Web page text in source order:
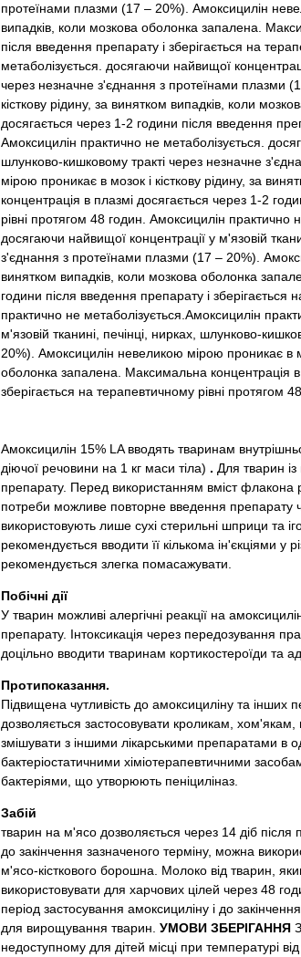
протеїнами плазми (17 – 20%). Амоксицилін
випадків, коли мозкова оболонка запалена.
після введення препарату і зберігається на
метаболізується. досягаючи найвищої
через незначне з'єднання з протеїнами плазми
кісткову рідину, за винятком випадків, коли
досягається через 1-2 години після введення
Амоксицилін практично не метаболізується.
шлунково-кишковому тракті через незначне
мірою проникає в мозок і кісткову рідину, за
концентрація в плазмі досягається через 1-2
рівні протягом 48 годин. Амоксицилін практично
досягаючи найвищої концентрації у м'язовій
з'єднання з протеїнами плазми (17 – 20%).
винятком випадків, коли мозкова оболонка
години після введення препарату і
практично не метаболізується.Амоксицилін
м'язовій тканині, печінці, нирках, шлунково-
20%). Амоксицилін невеликою мірою проникає в
оболонка запалена. Максимальна концентрація
зберігається на терапевтичному рівні протягом
Амоксицилін 15% LA вводять тваринам
діючої речовини на 1 кг маси тіла) . Для тварин
препарату. Перед використанням вміст флакона
потреби можливе повторне введення препарату
використовують лише сухі стерильні шприци та
рекомендується вводити її кількома ін'єкціями у
рекомендується злегка помасажувати.
Побічні дії
У тварин можливі алергічні реакції на
препарату. Інтоксикація через передозування
доцільно вводити тваринам кортикостероїди та
Протипоказання.
Підвищена чутливість до амоксициліну та інших
дозволяється застосовувати кроликам,
змішувати з іншими лікарськими препаратами в
бактеріостатичними хіміотерапевтичними
бактеріями, що утворюють пеніциліназ.
Забій
тварин на м'ясо дозволяється через 14 діб
до закінчення зазначеного терміну, можна
м'ясо-кісткового борошна. Молоко від тварин,
використовувати для харчових цілей через 48
період застосування амоксициліну і до
для вирощування тварин. УМОВИ ЗБЕРІГАННЯЗ
недоступному для дітей місці при температурі